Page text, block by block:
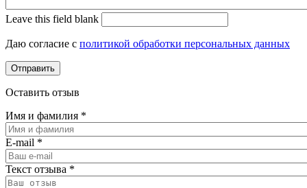
Leave this field blank
Даю согласие с политикой обработки персональных данных
Оставить отзыв
Имя и фамилия *
E-mail *
Текст отзыва *